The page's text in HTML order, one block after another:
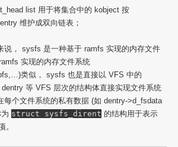
list 用于将集合中的 kobject 按
维护成双向链表；
说， sysfs 是一种基于 ramfs 实现的内存文件
实现的内存文件系统
类似， sysfs 也是直接以 VFS 中的
等 VFS 层次的结构体直接实现文件系统
每个文件系统的私有数据 (如 dentry->d_fsdata
struct sysfs_dirent 的结构用于表示
。